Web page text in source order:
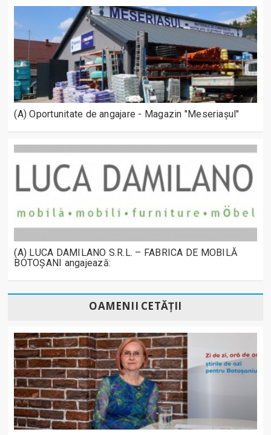
(A) Oportunitate de angajare - Magazin "Meseriașul"
(A) LUCA DAMILANO S.R.L. – FABRICA DE MOBILĂ
BOTOȘANI angajează:
OAMENII CETĂȚII